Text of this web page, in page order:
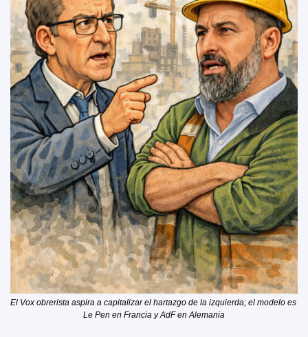
El Vox obrerista aspira a capitalizar el hartazgo de la izquierda; el modelo es
Le Pen en Francia y AdF en Alemania